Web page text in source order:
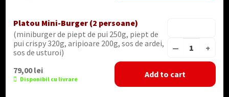
Platou Mini-Burger (2 persoane)
(miniburger de piept de pui 250g, piept de
pui crispy 320g, aripioare 200g, sos de ardei,
sos de usturoi)
— +
79,00lei
Disponibil cu livrare Add to cart